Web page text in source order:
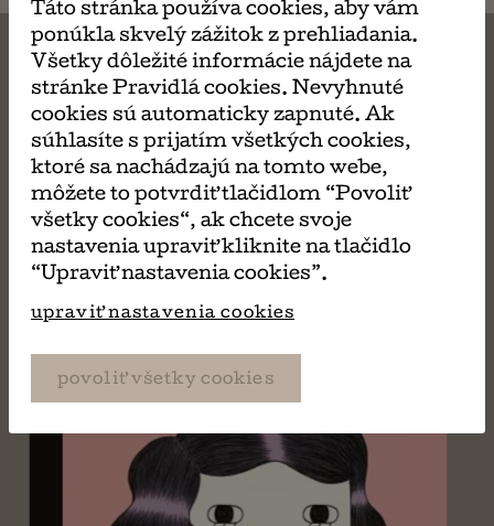
MÔŽE SA VÁM TIEŽ
PÁČIŤ
Táto stránka používa cookies, aby vám
ponúkla skvelý zážitok z prehliadania.
Všetky dôležité informácie nájdete na
stránke Pravidlá cookies. Nevyhnuté
cookies sú automaticky zapnuté. Ak
súhlasíte s prijatím všetkých cookies,
ktoré sa nachádzajú na tomto webe,
môžete to potvrdiť tlačidlom “Povoliť
všetky cookies“, ak chcete svoje
nastavenia upraviť kliknite na tlačidlo
“Upraviť nastavenia cookies”.
upraviť nastavenia cookies
povoliť všetky cookies